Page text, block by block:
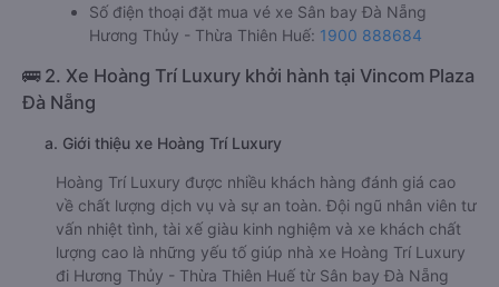
Số điện thoại đặt mua vé xe Sân bay Đà Nẵng
Hương Thủy - Thừa Thiên Huế: 1900 888684
🚌 2. Xe Hoàng Trí Luxury khởi hành tại Vincom Plaza
Đà Nẵng
a. Giới thiệu xe Hoàng Trí Luxury
Hoàng Trí Luxury được nhiều khách hàng đánh giá cao
về chất lượng dịch vụ và sự an toàn. Đội ngũ nhân viên tư
vấn nhiệt tình, tài xế giàu kinh nghiệm và xe khách chất
lượng cao là những yếu tố giúp nhà xe Hoàng Trí Luxury
đi Hương Thủy - Thừa Thiên Huế từ Sân bay Đà Nẵng